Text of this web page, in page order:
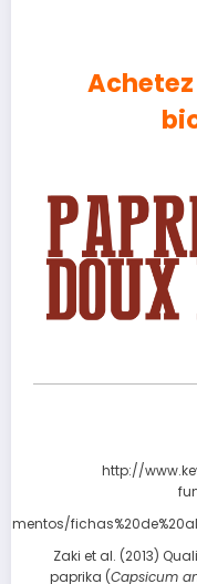
http://
Zaki et al. (2013)
paprika (Capsicum